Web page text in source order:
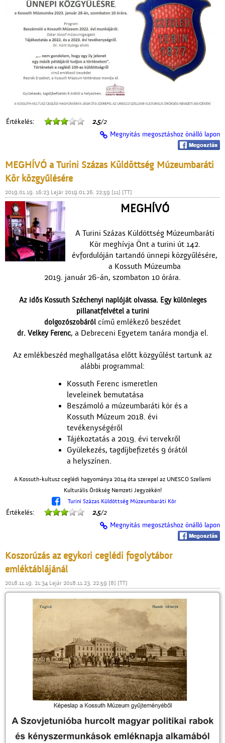
Értékelés: 2.5/2
Megnyitás megosztáshoz önálló lapon
MEGHÍVÓ a Turini Százas Küldöttség Múzeumbaráti
Kör közgyűlésére
2019.01.19. 16:23 Lejár 2019.01.26. 22:59 [11] [TT]
MEGHÍVÓ
A Turini Százas Küldöttség Múzeumbaráti
Kör meghívja Önt a turini út 142.
évfordulóján tartandó ünnepi közgyűlésére,
a Kossuth Múzeumba
2019. január 26-án, szombaton 10 órára.
Az idős Kossuth Széchenyi naplóját olvassa. Egy különleges
pillanatfelvétel a turini
dolgozószobáról című emlékező beszédet
dr. Velkey Ferenc, a Debreceni Egyetem tanára mondja el.
Az emlékbeszéd meghallgatása előtt közgyűlést tartunk az
alábbi programmal:
Kossuth Ferenc ismeretlen
leveleinek bemutatása
Beszámoló a múzeumbaráti kör és a
Kossuth Múzeum 2018. évi
tevékenységéről
Tájékoztatás a 2019. évi tervekről
Gyülekezés, tagdíjbefizetés 9 órától
a helyszínen.
A Kossuth-kultusz ceglédi hagyománya 2014 óta szerepel az UNESCO Szellemi
Kulturális Örökség Nemzeti Jegyzékén!
 Turini Százas Küldöttség Múzeumbaráti Kör
Értékelés: 2.5/2
Megnyitás megosztáshoz önálló lapon
Koszorúzás az egykori ceglédi fogolytábor
emléktáblájánál
2018.11.19. 21:34 Lejár 2018.11.23. 22:59 [8] [TT]